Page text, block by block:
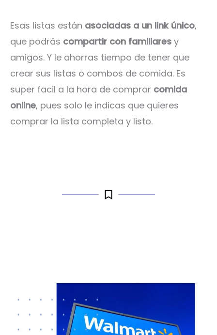
Esas listas están asociadas a un link único,
que podrás compartir con familiares y
amigos. Y le ahorras tiempo de tener que
crear sus listas o combos de comida. Es
super facil a la hora de comprar comida
online, pues solo le indicas que quieres
comprar la lista completa y listo.